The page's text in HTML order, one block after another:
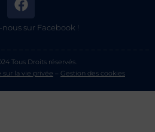
sur Facebook !
Tous Droits réservés.
sur la vie privée Gestion des cookies